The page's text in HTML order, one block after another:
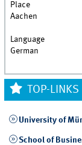
Place
Aachen
Language
German
TOP-LINKS
University of
School of